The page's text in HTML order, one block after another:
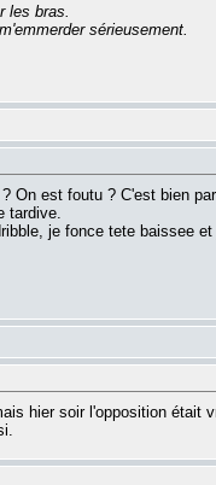
les bras.
sérieusement.
On est foutu ? C'est bien
tardive.
je fonce tete baissee et
hier soir l'opposition